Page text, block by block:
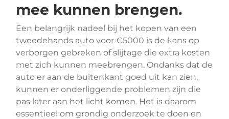
mee kunnen brengen.
Een belangrijk nadeel bij het kopen van een
tweedehands auto voor €5000 is de kans op
verborgen gebreken of slijtage die extra kosten
met zich kunnen meebrengen. Ondanks dat de
auto er aan de buitenkant goed uit kan zien,
kunnen er onderliggende problemen zijn die
pas later aan het licht komen. Het is daarom
essentieel om grondig onderzoek te doen en